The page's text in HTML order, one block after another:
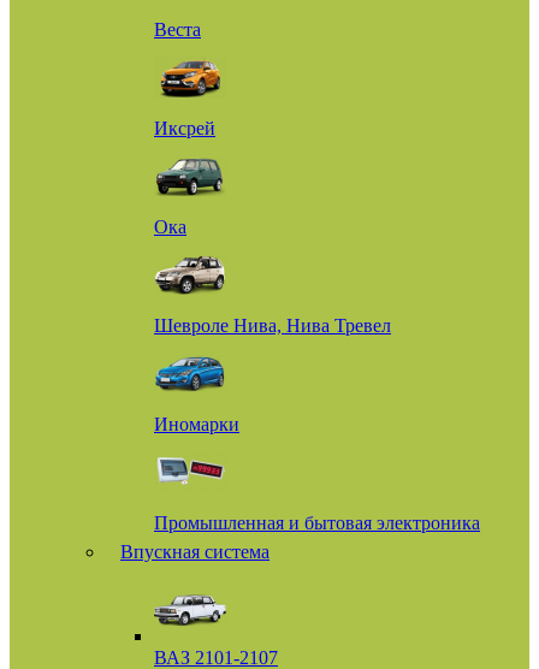
Веста
Иксрей
Ока
Шевроле Нива, Нива Тревел
Иномарки
Промышленная и бытовая электроника
Впускная система
ВАЗ 2101-2107